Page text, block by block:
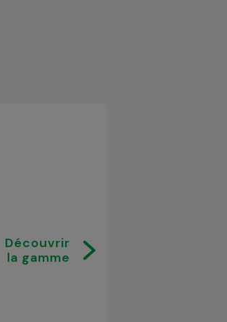
Découvrir
la gamme